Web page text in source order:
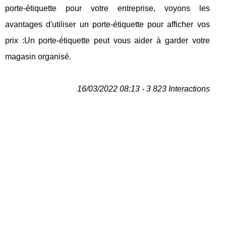
porte-étiquette pour votre entreprise, voyons les
avantages d'utiliser un porte-étiquette pour afficher vos
prix :Un porte-étiquette peut vous aider à garder votre
magasin organisé.
16/03/2022 08:13 - 3 823 Interactions